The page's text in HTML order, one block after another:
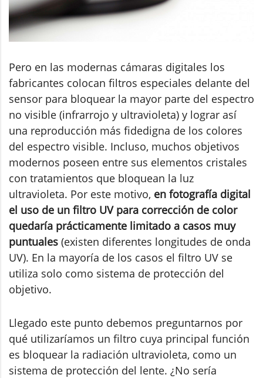
Pero en las modernas cámaras digitales los
fabricantes colocan filtros especiales delante del
sensor para bloquear la mayor parte del espectro
no visible (infrarrojo y ultravioleta) y lograr así
una reproducción más fidedigna de los colores
del espectro visible. Incluso, muchos objetivos
modernos poseen entre sus elementos cristales
con tratamientos que bloquean la luz
ultravioleta. Por este motivo, en fotografía digital
el uso de un filtro UV para corrección de color
quedaría prácticamente limitado a casos muy
puntuales (existen diferentes longitudes de onda
UV). En la mayoría de los casos el filtro UV se
utiliza solo como sistema de protección del
objetivo.
Llegado este punto debemos preguntarnos por
qué utilizaríamos un filtro cuya principal función
es bloquear la radiación ultravioleta, como un
sistema de protección del lente. ¿No sería